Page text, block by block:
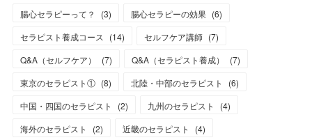
腸心セラピーって？
(3) 腸心セラピーの効果 (6)
セラピスト養成コース
(14) セルフケア講師 (7)
Q&A（セルフケア）
(7) Q&A（セラピスト養成） (7)
東京のセラピスト① (8) 北陸・中部のセラピスト (6)
中国・四国のセラピスト
(2) 九州のセラピスト (4)
海外のセラピスト
(2) 近畿のセラピスト (4)